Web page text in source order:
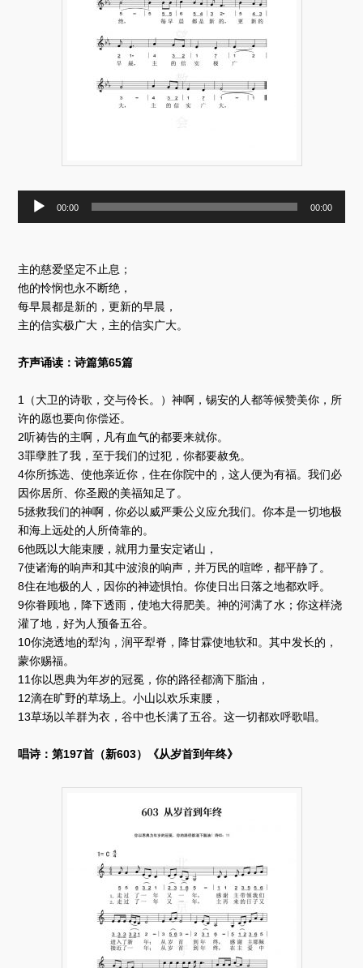
器
00:00 00:00
主的慈爱坚定不止息；
他的怜悯也永不断绝，
每早晨都是新的，更新的早晨，
主的信实极广大，主的信实广大。
齐声诵读：诗篇第65篇
1（大卫的诗歌，交与伶长。）神啊，锡安的人都等候赞美你，所
许的愿也要向你偿还。
2听祷告的主啊，凡有血气的都要来就你。
3罪孽胜了我，至于我们的过犯，你都要赦免。
4你所拣选、使他亲近你，住在你院中的，这人便为有福。我们必
因你居所、你圣殿的美福知足了。
5拯救我们的神啊，你必以威严秉公义应允我们。你本是一切地极
和海上远处的人所倚靠的。
6他既以大能束腰，就用力量安定诸山，
7使诸海的响声和其中波浪的响声，并万民的喧哗，都平静了。
8住在地极的人，因你的神迹惧怕。你使日出日落之地都欢呼。
9你眷顾地，降下透雨，使地大得肥美。神的河满了水；你这样浇
灌了地，好为人预备五谷。
10你浇透地的犁沟，润平犁脊，降甘霖使地软和。其中发长的，
蒙你赐福。
11你以恩典为年岁的冠冕，你的路径都滴下脂油，
12滴在旷野的草场上。小山以欢乐束腰，
13草场以羊群为衣，谷中也长满了五谷。这一切都欢呼歌唱。
唱诗：第197首（新603）《从岁首到年终》